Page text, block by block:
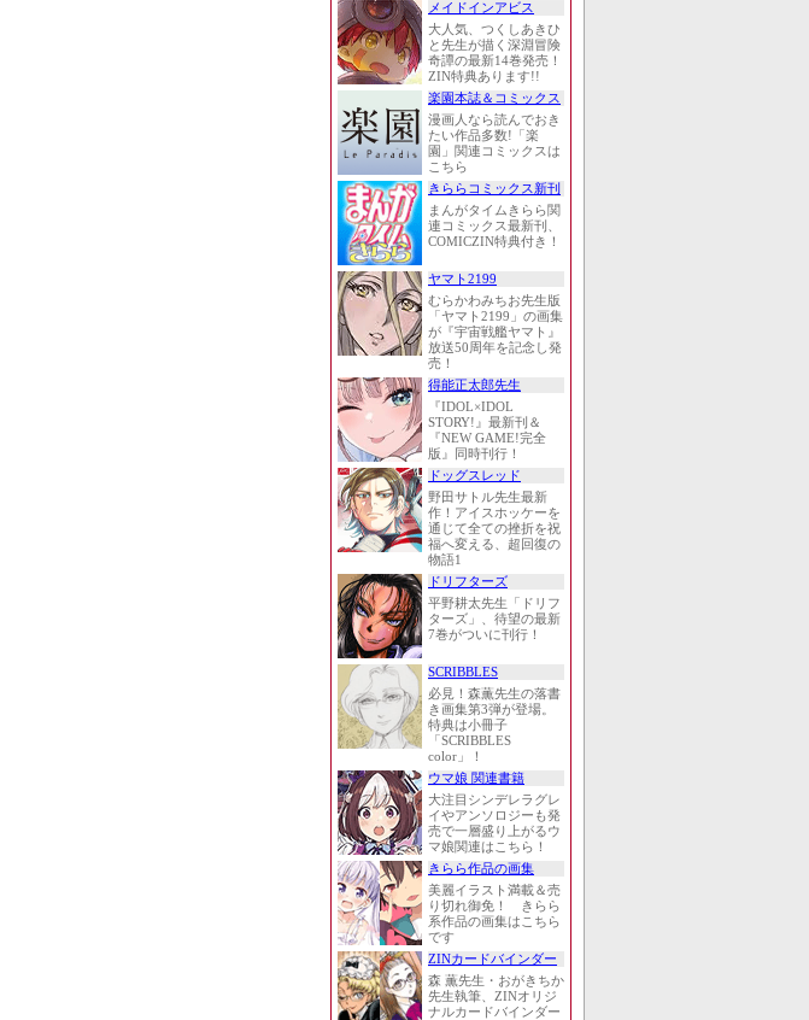
メイドインアビス
大人気、つくしあきひ
と先生が描く深淵冒険
奇譚の最新14巻発売！
ZIN特典あります!!
楽園本誌＆コミックス
漫画人なら読んでおき
たい作品多数!「楽
園」関連コミックスは
こちら
きららコミックス新刊
まんがタイムきらら関
連コミックス最新刊、
COMICZIN特典付き！
ヤマト2199
むらかわみちお先生版
「ヤマト2199」の画集
が『宇宙戦艦ヤマト』
放送50周年を記念し発
売！
得能正太郎先生
『IDOL×IDOL
STORY!』最新刊＆
『NEW GAME!完全
版』同時刊行！
ドッグスレッド
野田サトル先生最新
作！アイスホッケーを
通じて全ての挫折を祝
福へ変える、超回復の
物語1
ドリフターズ
平野耕太先生「ドリフ
ターズ」、待望の最新
7巻がついに刊行！
SCRIBBLES
必見！森薫先生の落書
き画集第3弾が登場。
特典は小冊子
「SCRIBBLES
color」！
ウマ娘 関連書籍
大注目シンデレラグレ
イやアンソロジーも発
売で一層盛り上がるウ
マ娘関連はこちら！
きらら作品の画集
美麗イラスト満載＆売
り切れ御免！ きらら
系作品の画集はこちら
です
ZINカードバインダー
森 薫先生・おがきちか
先生執筆、ZINオリジ
ナルカードバインダー